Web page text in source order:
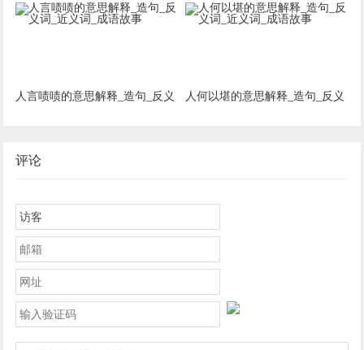
词_近义词_成语故事 词_近义词_成语故事
人言啧啧的意思解释_造句_反义 人何以堪的意思解释_造句_反义
评论